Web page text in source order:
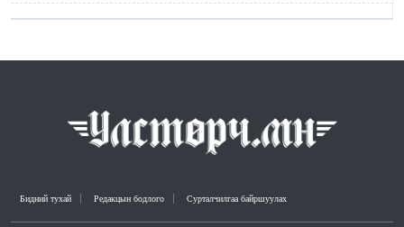
Бидний тухай Редакцын бодлого Сурталчилгаа байршуулах